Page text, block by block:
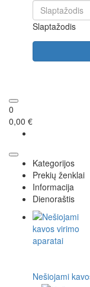
Slaptažodis
0
0,00 €
Kategorijos
Prekių ženklai
Informacija
Dienoraštis
Nešiojami